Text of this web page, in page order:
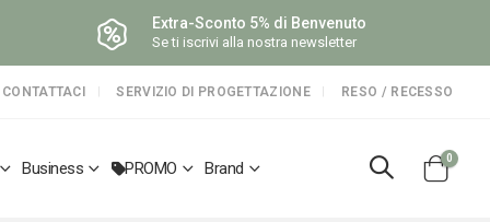
Extra-Sconto 5% di Benvenuto
Se ti iscrivi alla nostra newsletter
CONTATTACI SERVIZIO DI PROGETTAZIONE RESO / RECESSO
Business PROMO Brand
Cart
0